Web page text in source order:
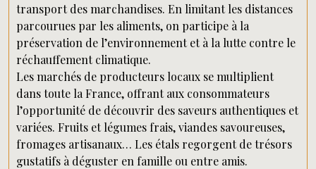
transport des marchandises. En limitant les distances
parcourues par les aliments, on participe à la
préservation de l’environnement et à la lutte contre le
réchauffement climatique.
Les marchés de producteurs locaux se multiplient
dans toute la France, offrant aux consommateurs
l’opportunité de découvrir des saveurs authentiques et
variées. Fruits et légumes frais, viandes savoureuses,
fromages artisanaux… Les étals regorgent de trésors
gustatifs à déguster en famille ou entre amis.